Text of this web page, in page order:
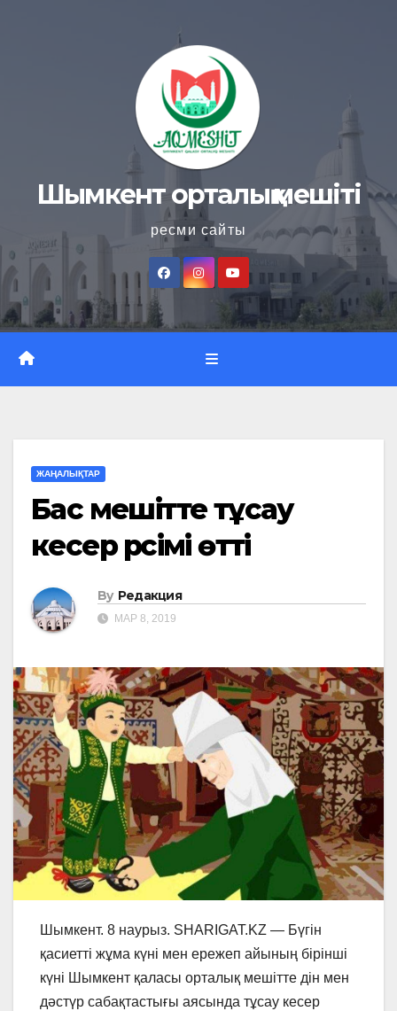
Шымкент орталық мешіті
ресми сайты
ЖАҢАЛЫҚТАР
Бас мешітте тұсау
кесер рәсімі өтті
By Редакция
МАР 8, 2019
Шымкент. 8 наурыз. SHARIGAT.KZ — Бүгін
қасиетті жұма күні мен ережеп айының бірінші
күні Шымкент қаласы орталық мешітте дін мен
дәстүр сабақтастығы аясында тұсау кесер